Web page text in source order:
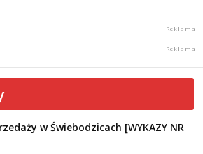
w Świebodzicach [WYKAZY NR